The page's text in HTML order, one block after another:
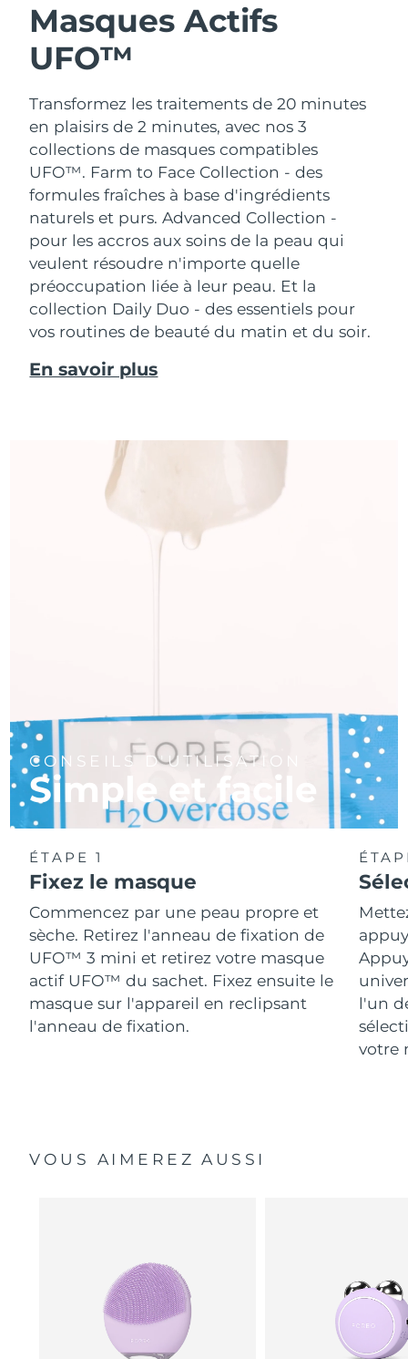
Masques Actifs
UFO™
Transformez les traitements de 20 minutes
en plaisirs de 2 minutes, avec nos 3
collections de masques compatibles
UFO™. Farm to Face Collection - des
formules fraîches à base d'ingrédients
naturels et purs. Advanced Collection -
pour les accros aux soins de la peau qui
veulent résoudre n'importe quelle
préoccupation liée à leur peau. Et la
collection Daily Duo - des essentiels pour
vos routines de beauté du matin et du soir.
En savoir plus
CONSEILS D'UTILISATION
Simple et facile
ÉTAPE 1
Fixez le masque
Commencez par une peau propre et
sèche. Retirez l'anneau de fixation de
UFO™ 3 mini et retirez votre masque
actif UFO™ du sachet. Fixez ensuite le
masque sur l'appareil en reclipsant
l'anneau de fixation.
l'un
votre
VOUS AIMEREZ AUSSI